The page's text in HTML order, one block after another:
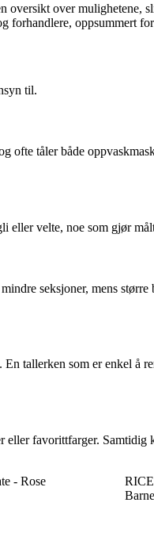
oversikt over mulighetene,
forhandlere, oppsummert
til.
ofte tåler både
eller velte, noe som gjør
seksjoner, mens
tallerken som er enkel å
favorittfarger. Samtidig
- Rose